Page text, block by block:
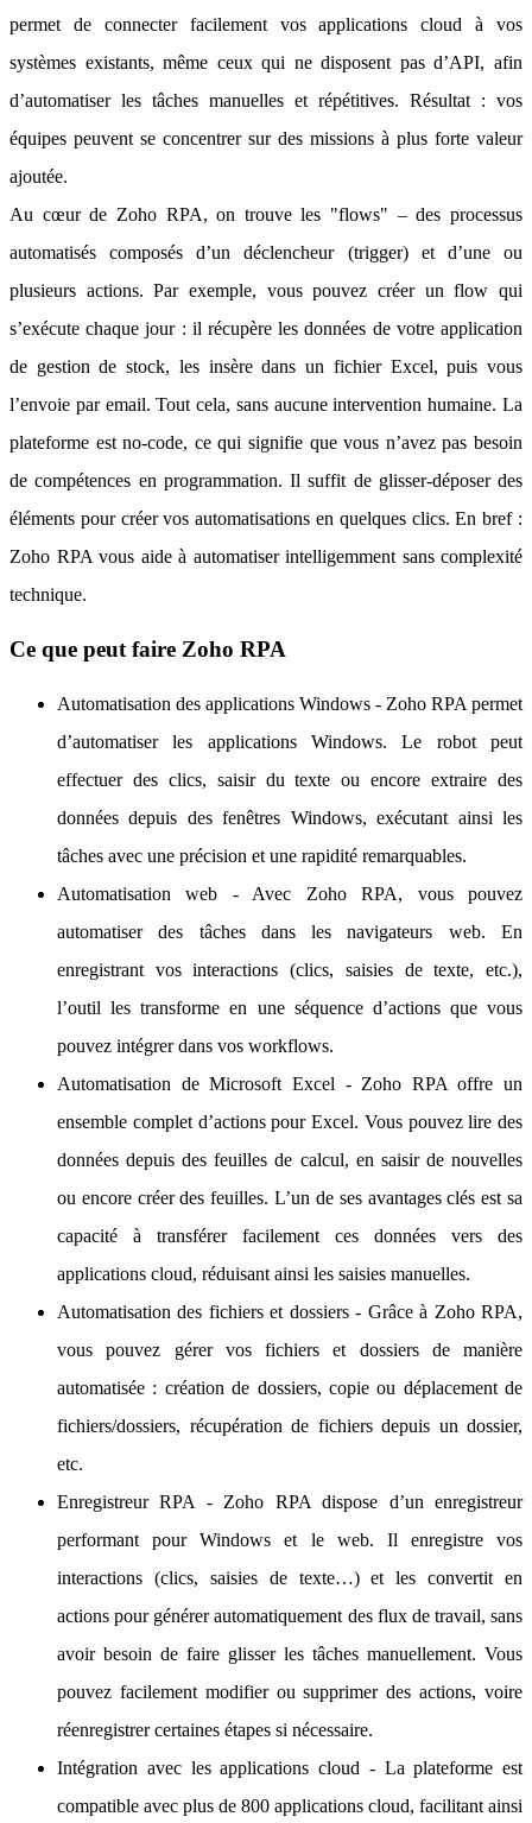
permet de connecter facilement vos applications cloud à vos
systèmes existants, même ceux qui ne disposent pas d’API, afin
d’automatiser les tâches manuelles et répétitives. Résultat : vos
équipes peuvent se concentrer sur des missions à plus forte valeur
ajoutée.
Au cœur de Zoho RPA, on trouve les "flows" – des processus
automatisés composés d’un déclencheur (trigger) et d’une ou
plusieurs actions. Par exemple, vous pouvez créer un flow qui
s’exécute chaque jour : il récupère les données de votre application
de gestion de stock, les insère dans un fichier Excel, puis vous
l’envoie par email. Tout cela, sans aucune intervention humaine. La
plateforme est no-code, ce qui signifie que vous n’avez pas besoin
de compétences en programmation. Il suffit de glisser-déposer des
éléments pour créer vos automatisations en quelques clics. En bref :
Zoho RPA vous aide à automatiser intelligemment sans complexité
technique.
Ce que peut faire Zoho RPA
Automatisation des applications Windows - Zoho RPA permet
d’automatiser les applications Windows. Le robot peut
effectuer des clics, saisir du texte ou encore extraire des
données depuis des fenêtres Windows, exécutant ainsi les
tâches avec une précision et une rapidité remarquables.
Automatisation web - Avec Zoho RPA, vous pouvez
automatiser des tâches dans les navigateurs web. En
enregistrant vos interactions (clics, saisies de texte, etc.),
l’outil les transforme en une séquence d’actions que vous
pouvez intégrer dans vos workflows.
Automatisation de Microsoft Excel - Zoho RPA offre un
ensemble complet d’actions pour Excel. Vous pouvez lire des
données depuis des feuilles de calcul, en saisir de nouvelles
ou encore créer des feuilles. L’un de ses avantages clés est sa
capacité à transférer facilement ces données vers des
applications cloud, réduisant ainsi les saisies manuelles.
Automatisation des fichiers et dossiers - Grâce à Zoho RPA,
vous pouvez gérer vos fichiers et dossiers de manière
automatisée : création de dossiers, copie ou déplacement de
fichiers/dossiers, récupération de fichiers depuis un dossier,
etc.
Enregistreur RPA - Zoho RPA dispose d’un enregistreur
performant pour Windows et le web. Il enregistre vos
interactions (clics, saisies de texte…) et les convertit en
actions pour générer automatiquement des flux de travail, sans
avoir besoin de faire glisser les tâches manuellement. Vous
pouvez facilement modifier ou supprimer des actions, voire
réenregistrer certaines étapes si nécessaire.
Intégration avec les applications cloud - La plateforme est
compatible avec plus de 800 applications cloud, facilitant ainsi